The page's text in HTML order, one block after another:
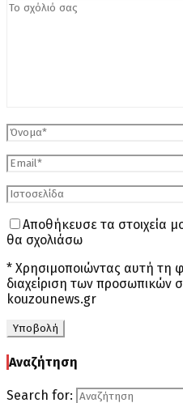
Αποθήκευσε τα στοιχεία
θα σχολιάσω
* Χρησιμοποιώντας αυτή τη
διαχείριση των προσωπικών
kouzounews.gr
Αναζήτηση
Search for: